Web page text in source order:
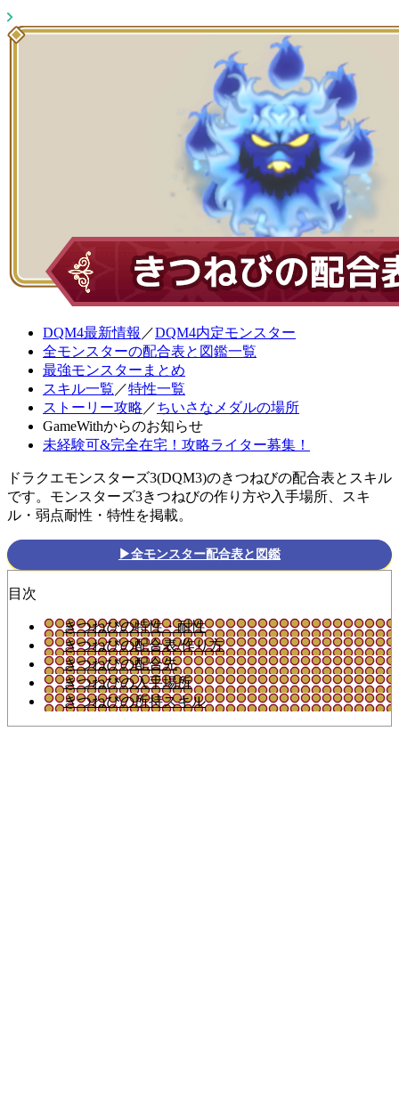
DQM4最新情報 ／DQM4内定モンスター
全モンスターの配合表と図鑑一覧
最強モンスターまとめ
スキル一覧 ／特性一覧
ストーリー攻略 ／ちいさなメダルの場所
GameWithからのお知らせ
未経験可&完全在宅！攻略ライター募集！
ドラクエモンスターズ3(DQM3)のきつねびの配合表とスキル
です。モンスターズ3きつねびの作り方や入手場所、スキ
ル・弱点耐性・特性を掲載。
▶全モンスター配合表と図鑑
目次
きつねびの特性・耐性
きつねびの配合表/作り方
きつねびの配合先
きつねびの入手場所
きつねびの所持スキル